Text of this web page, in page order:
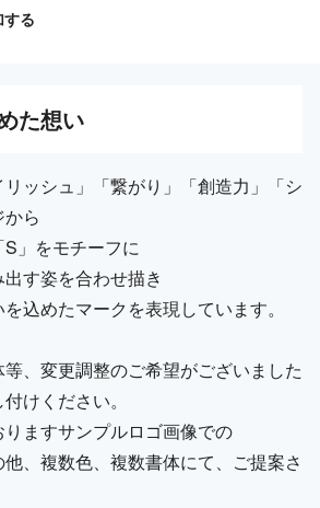
る
た想い
リッシュ」「繋がり」「創造力」「シ
ら
」をモチーフに
出す姿を合わせ描き
込めたマークを表現しています。
、変更調整のご希望がございました
けください。
ますサンプルロゴ画像での
、複数色、複数書体にて、ご提案さ